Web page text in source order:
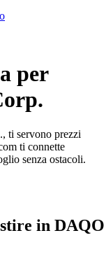
per
ti servono prezzi
ti connette
senza ostacoli.
in DAQO